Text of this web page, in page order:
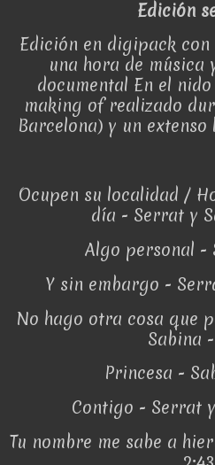
Edición
Edición en digipack con
una hora de música
documental En el
making of realizado
Barcelona) y un
Ocupen su localidad /
día - Serrat y
Algo personal -
Y sin embargo -
No hago otra cosa que
Sabina
Princesa -
Contigo - Serrat
Tu nombre me sabe a